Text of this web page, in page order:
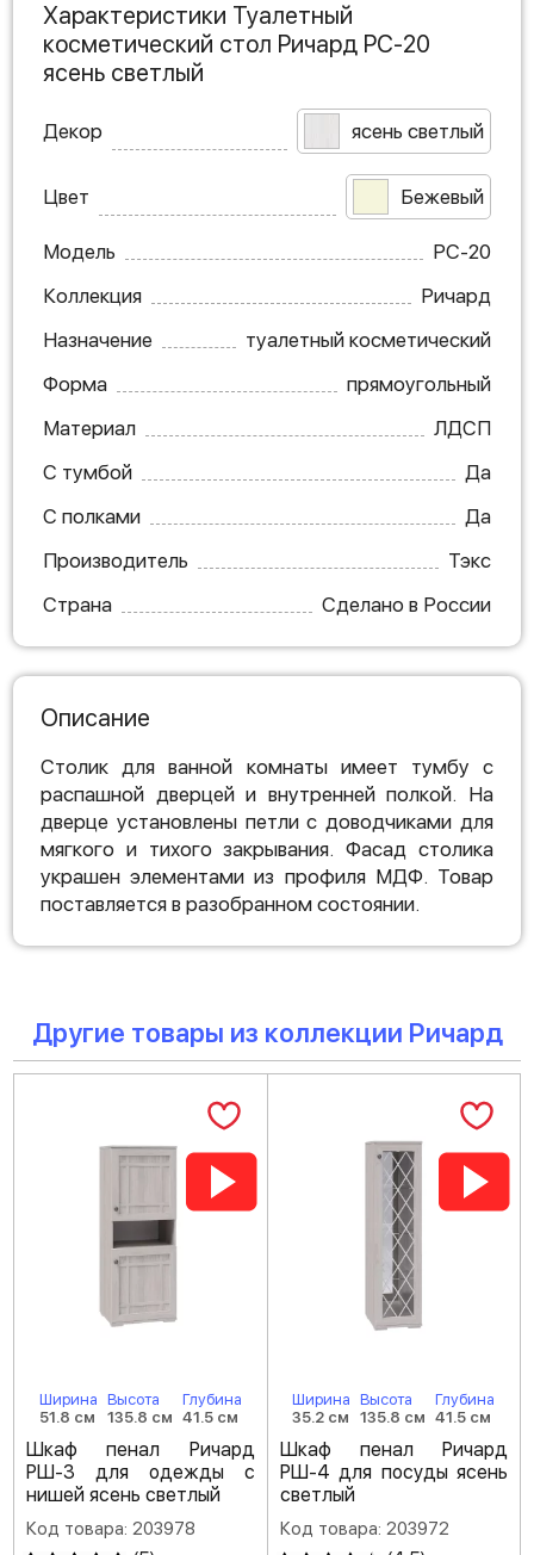
Характеристики Туалетный
косметический стол Ричард РС-20
ясень светлый
Декор ясень светлый
Цвет Бежевый
Модель
РС-20
Коллекция
Ричард
Назначение
туалетный косметический
Форма
прямоугольный
Материал
ЛДСП
С тумбой
Да
С полками
Да
Производитель
Тэкс
Страна
Сделано в России
Описание
Столик для ванной комнаты имеет тумбу с
распашной дверцей и внутренней полкой. На
дверце установлены петли с доводчиками для
мягкого и тихого закрывания. Фасад столика
украшен элементами из профиля МДФ. Товар
поставляется в разобранном состоянии.
Другие товары из коллекции Ричард
Ширина
51.8 см
Высота
135.8 см
Глубина
41.5 см
Шкаф пенал Ричард
РШ-3 для одежды с
нишей ясень светлый
Код товара: 203978
Ширина
35.2 см
Высота
135.8 см
Глубина
41.5 см
Шкаф пенал Ричард
РШ-4 для посуды ясень
светлый
Код товара: 203972